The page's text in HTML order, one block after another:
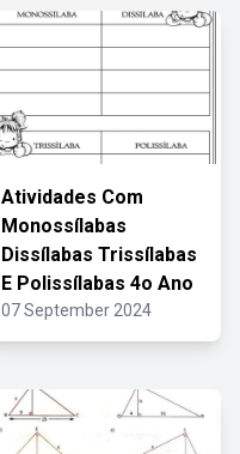
Atividades Com
Monossílabas
Dissílabas Trissílabas
E Polissílabas 4o Ano
07 September 2024